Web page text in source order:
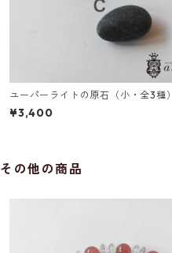
ユーパーライトの原石（小・全3種）
¥3,400
その他の商品